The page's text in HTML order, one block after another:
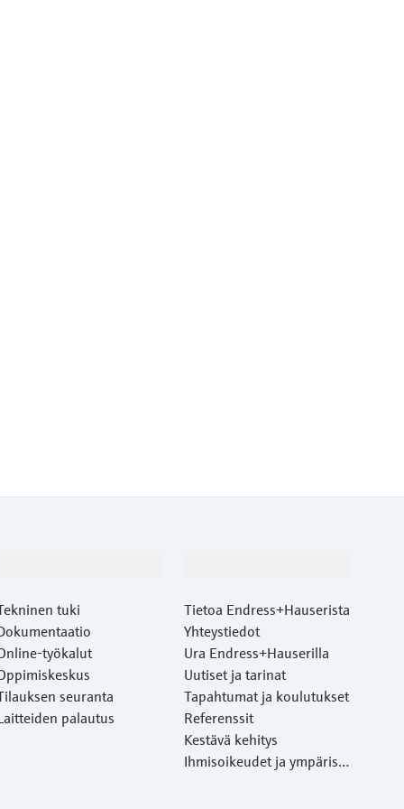
tuki
työkalut
seuranta
palautus
Tietoa Endress+Hauserista
Yhteystiedot
Ura Endress+Hauserilla
Uutiset ja tarinat
Tapahtumat ja koulutukset
Referenssit
Kestävä kehitys
Ihmisoikeudet ja ympärist